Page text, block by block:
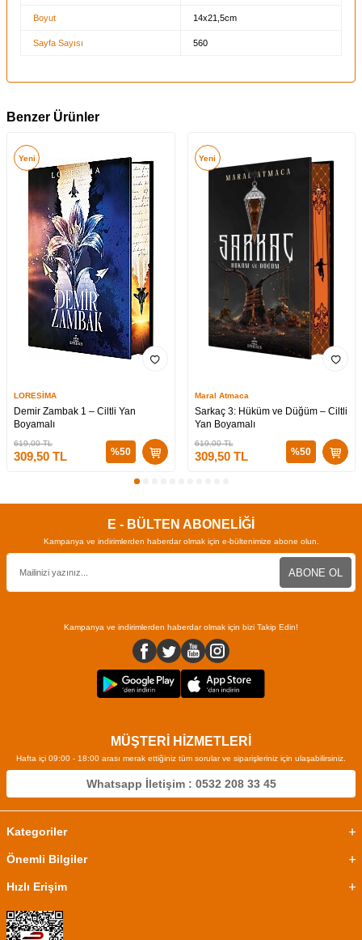
Boyut 14x21,5cm
Sayfa Sayısı 560
Benzer Ürünler
Yeni
LORESİMA
Demir Zambak 1 – Ciltli Yan
Boyamalı
619,00TL
309,50 TL %50
Yeni
Maral Atmaca
Sarkaç 3: Hüküm ve Düğüm – Ciltli
Yan Boyamalı
619,00TL
309,50TL %50
E - BÜLTEN ABONELİĞİ
Kampanya ve indirimlerden haberdar olmak için e-bültenimize abone olun.
ABONE OL
Kampanya ve indirimlerden haberdar olmak için bizi Takip Edin!
MÜŞTERİ HİZMETLERİ
Hafta içi 09:00 - 18:00 arası merak ettiğiniz tüm sorular ve siparişleriniz için ulaşabilirsiniz.
Whatsapp İletişim : 0532 208 33 45
Kategoriler
Önemli Bilgiler
Hızlı Erişim